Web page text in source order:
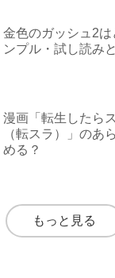
金色のガッシュ2
ンプル・試し読み
漫画「転生したら
（転スラ）」のあ
める？
もっと見る